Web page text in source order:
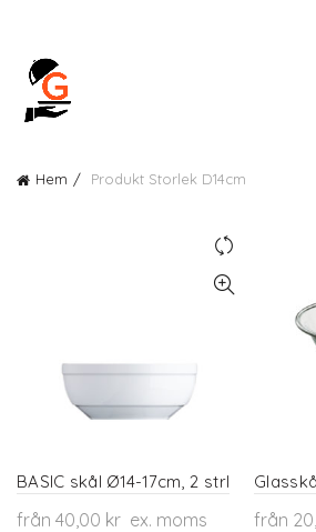
Hem Produkt Storlek D14cm
BASIC skål Ø14-17cm, 2 strl
från 40,00 kr ex. moms från